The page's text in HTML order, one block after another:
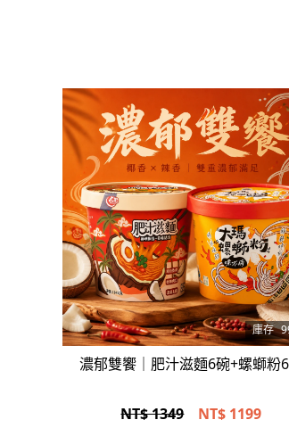
立即選購 庫存
濃郁雙饗｜肥汁滋麵6碗+螺螄粉
NT$ 1349 NT$ 1199